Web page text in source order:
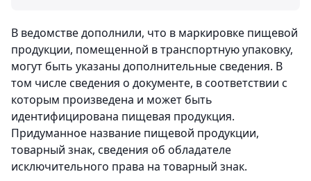
В ведомстве дополнили, что в маркировке пищевой
продукции, помещенной в транспортную упаковку,
могут быть указаны дополнительные сведения. В
том числе сведения о документе, в соответствии с
которым произведена и может быть
идентифицирована пищевая продукция.
Придуманное название пищевой продукции,
товарный знак, сведения об обладателе
исключительного права на товарный знак.